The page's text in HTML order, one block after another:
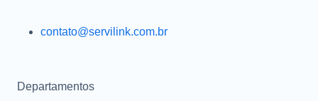
contato@servilink.com.br
Departamentos